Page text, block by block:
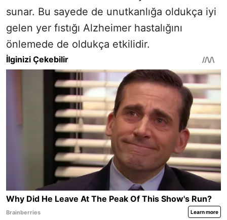
sunar. Bu sayede de unutkanlığa oldukça iyi
gelen yer fıstığı Alzheimer hastalığını
önlemede de oldukça etkilidir.